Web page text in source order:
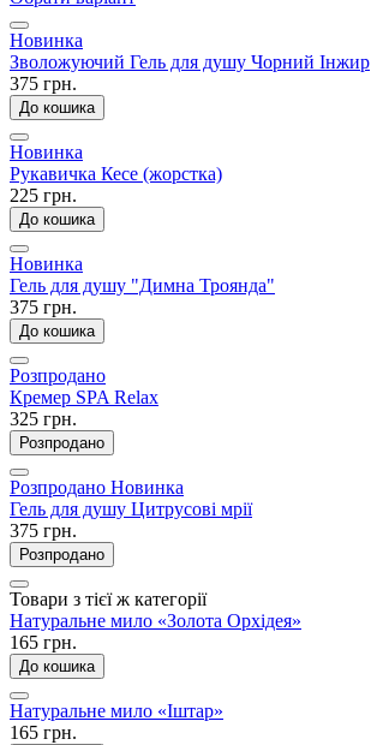
Новинка
Зволожуючий Гель для душу Чорний Інжир
375 грн.
До кошика
Новинка
Рукавичка Кесе (жорстка)
225 грн.
До кошика
Новинка
Гель для душу "Димна Троянда"
375 грн.
До кошика
Розпродано
Кремер SPA Relax
325 грн.
Розпродано
Розпродано Новинка
Гель для душу Цитрусові мрії
375 грн.
Розпродано
Товари з тієї ж категорії
Натуральне мило «Золота Орхідея»
165 грн.
До кошика
Натуральне мило «Іштар»
165 грн.